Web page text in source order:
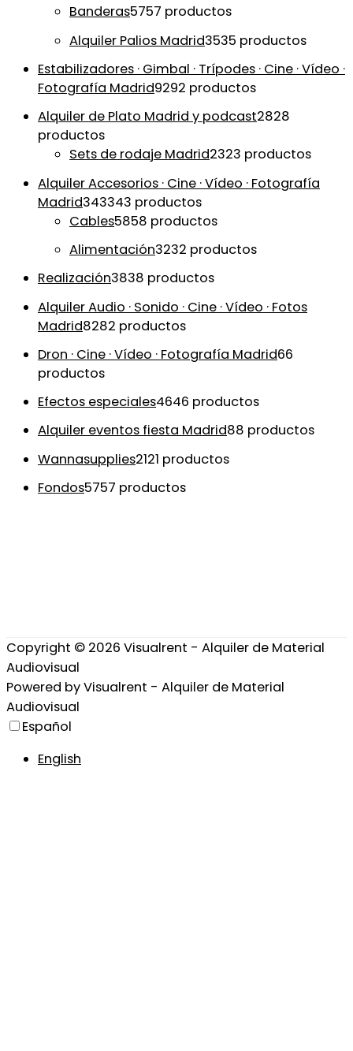
Banderas5757 productos
Alquiler Palios Madrid3535 productos
Estabilizadores · Gimbal · Trípodes · Cine · Vídeo ·
Fotografía Madrid9292 productos
Alquiler de Plato Madrid y podcast2828
productos
Sets de rodaje Madrid2323 productos
Alquiler Accesorios · Cine · Vídeo · Fotografía
Madrid343343 productos
Cables5858 productos
Alimentación3232 productos
Realización3838 productos
Alquiler Audio · Sonido · Cine · Vídeo · Fotos
Madrid8282 productos
Dron · Cine · Vídeo · Fotografía Madrid66
productos
Efectos especiales4646 productos
Alquiler eventos fiesta Madrid88 productos
Wannasupplies2121 productos
Fondos5757 productos
Copyright © 2026 Visualrent - Alquiler de Material
Audiovisual
Powered byVisualrent - Alquiler de Material
Audiovisual
Español
English